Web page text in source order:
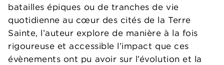
batailles épiques ou de tranches de vie
quotidienne au cœur des cités de la Terre
Sainte, l’auteur explore de manière à la fois
rigoureuse et accessible l’impact que ces
évènements ont pu avoir sur l’évolution et la